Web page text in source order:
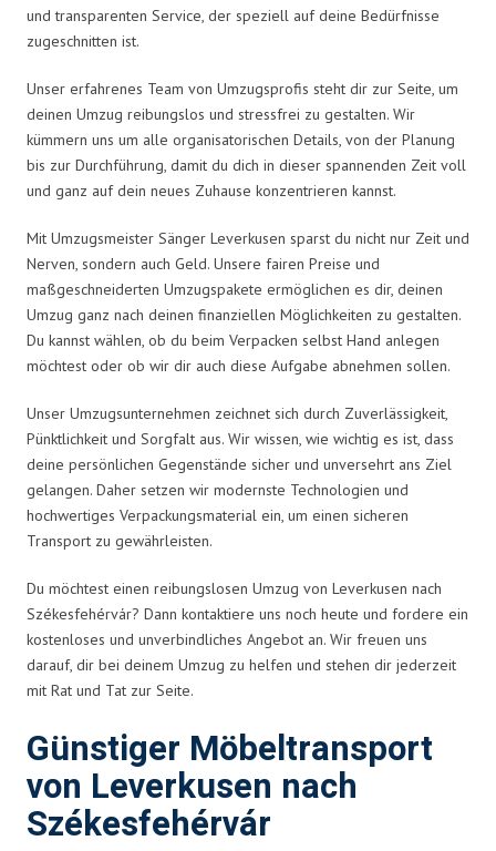
und transparenten Service, der speziell auf deine Bedürfnisse
zugeschnitten ist.
Unser erfahrenes Team von Umzugsprofis steht dir zur Seite, um
deinen Umzug reibungslos und stressfrei zu gestalten. Wir
kümmern uns um alle organisatorischen Details, von der Planung
bis zur Durchführung, damit du dich in dieser spannenden Zeit voll
und ganz auf dein neues Zuhause konzentrieren kannst.
Mit Umzugsmeister Sänger Leverkusen sparst du nicht nur Zeit und
Nerven, sondern auch Geld. Unsere fairen Preise und
maßgeschneiderten Umzugspakete ermöglichen es dir, deinen
Umzug ganz nach deinen finanziellen Möglichkeiten zu gestalten.
Du kannst wählen, ob du beim Verpacken selbst Hand anlegen
möchtest oder ob wir dir auch diese Aufgabe abnehmen sollen.
Unser Umzugsunternehmen zeichnet sich durch Zuverlässigkeit,
Pünktlichkeit und Sorgfalt aus. Wir wissen, wie wichtig es ist, dass
deine persönlichen Gegenstände sicher und unversehrt ans Ziel
gelangen. Daher setzen wir modernste Technologien und
hochwertiges Verpackungsmaterial ein, um einen sicheren
Transport zu gewährleisten.
Du möchtest einen reibungslosen Umzug von Leverkusen nach
Székesfehérvár? Dann kontaktiere uns noch heute und fordere ein
kostenloses und unverbindliches Angebot an. Wir freuen uns
darauf, dir bei deinem Umzug zu helfen und stehen dir jederzeit
mit Rat und Tat zur Seite.
Günstiger Möbeltransport
von Leverkusen nach
Székesfehérvár